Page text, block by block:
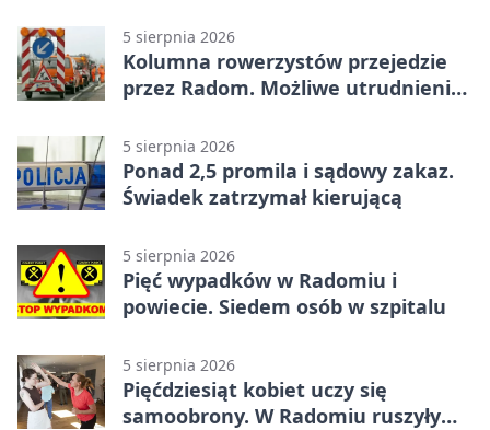
5 sierpnia 2026
Kolumna rowerzystów przejedzie
przez Radom. Możliwe utrudnienia
5 sierpnia 2026
Ponad 2,5 promila i sądowy zakaz.
Świadek zatrzymał kierującą
5 sierpnia 2026
Pięć wypadków w Radomiu i
powiecie. Siedem osób w szpitalu
5 sierpnia 2026
Pięćdziesiąt kobiet uczy się
samoobrony. W Radomiu ruszyły